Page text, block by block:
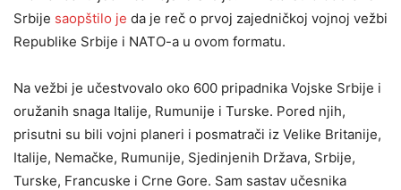
Srbije saopštilo je da je reč o prvoj zajedničkoj vojnoj vežbi
Republike Srbije i NATO-a u ovom formatu.
Na vežbi je učestvovalo oko 600 pripadnika Vojske Srbije i
oružanih snaga Italije, Rumunije i Turske. Pored njih,
prisutni su bili vojni planeri i posmatrači iz Velike Britanije,
Italije, Nemačke, Rumunije, Sjedinjenih Država, Srbije,
Turske, Francuske i Crne Gore. Sam sastav učesnika